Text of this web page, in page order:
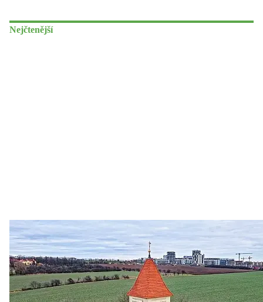
Nejčtenější
Zastanem se 03. 08. 2026
Politika • Volební seriál #02: Nová výstavba v jihozápadním
městě